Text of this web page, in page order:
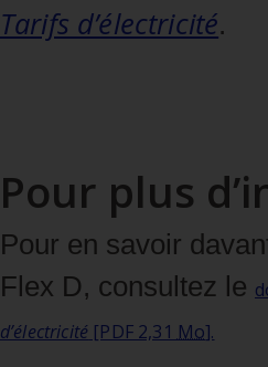
Tarifs d’électricité.
Pour plus
Pour en savoir
Flex D, consultez le
d’électricité [PDF 2,31 Mo].